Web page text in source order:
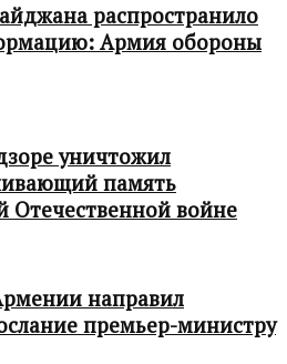
распространило
Армия обороны
уничтожил
память
Отечественной войне
направил
премьер-министру